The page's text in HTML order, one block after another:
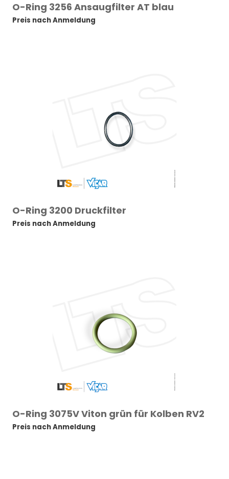
O-Ring 3256 Ansaugfilter AT blau
Preis nach Anmeldung
O-Ring 3200 Druckfilter
Preis nach Anmeldung
O-Ring 3075V Viton grün für Kolben RV2
Preis nach Anmeldung